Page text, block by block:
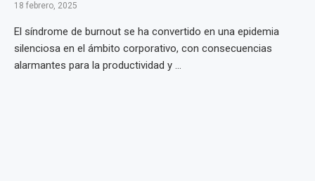
18 febrero, 2025
El síndrome de burnout se ha convertido en una epidemia
silenciosa en el ámbito corporativo, con consecuencias
alarmantes para la productividad y ...